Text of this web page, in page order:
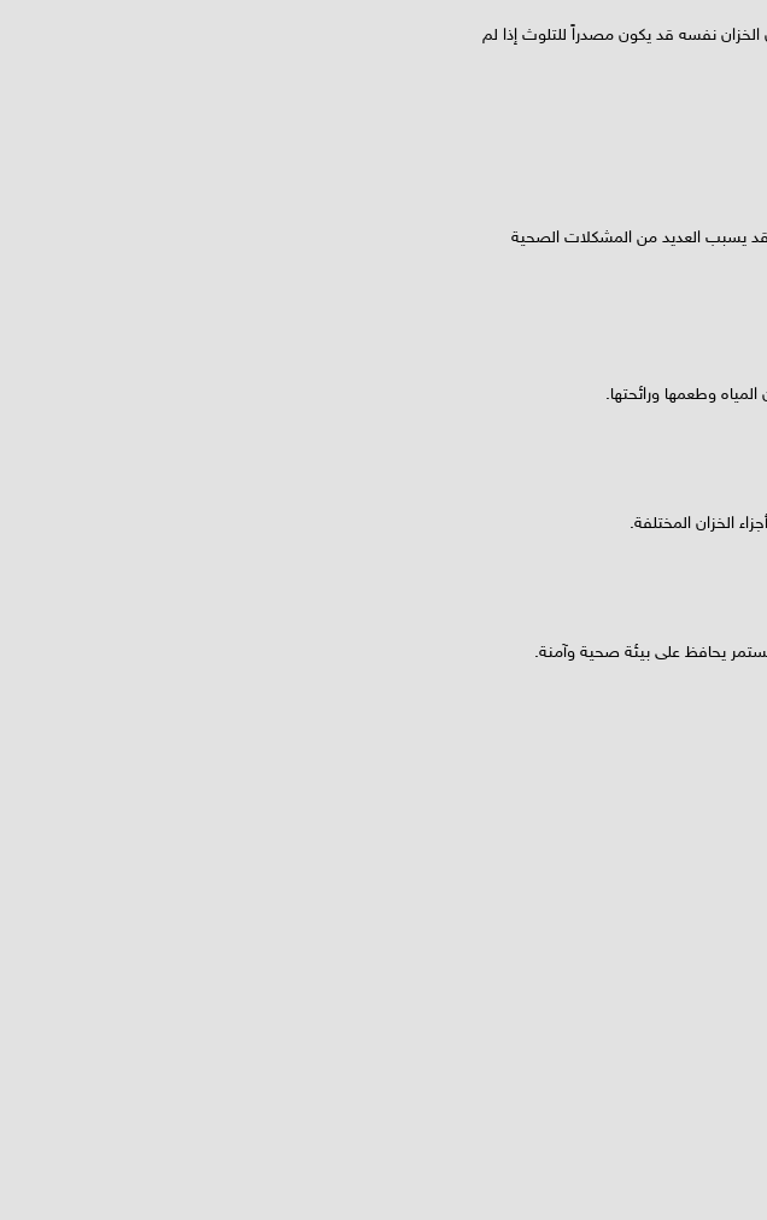
الخزان نفسه قد يكون مصدراً للتلوث إذا لم
قد يسبب العديد من المشكلات الصحية
وطعمها ورائحتها.
الخزان المختلفة.
يحافظ على بيئة صحية وآمنة.